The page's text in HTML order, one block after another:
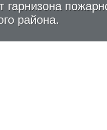
района.